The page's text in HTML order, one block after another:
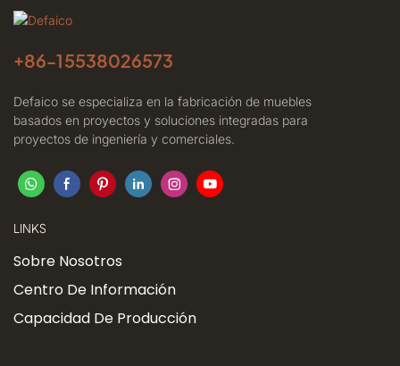
+86-15538026573
Defaico se especializa en la fabricación de muebles
basados ​​en proyectos y soluciones integradas para
proyectos de ingeniería y comerciales.
LINKS
Sobre Nosotros
Centro De Información
Capacidad De Producción